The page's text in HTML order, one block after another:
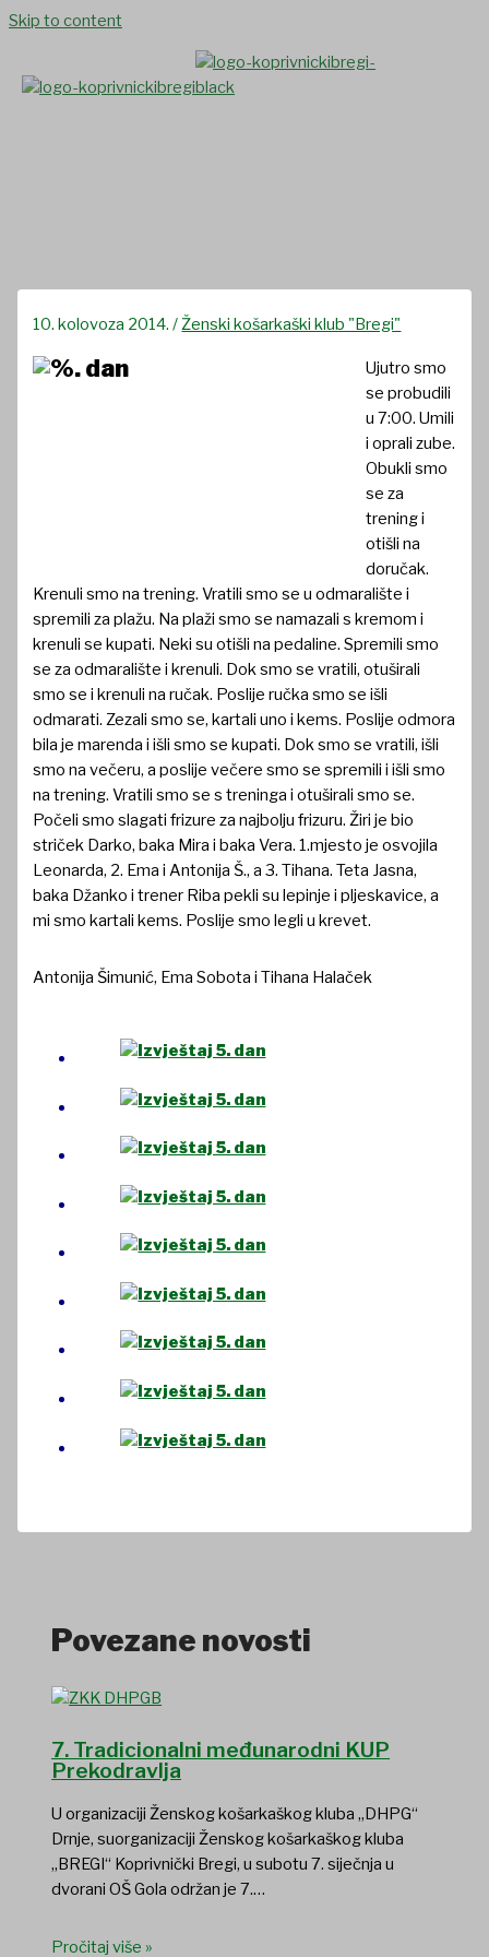
Skip to content
10. kolovoza 2014./Ženski košarkaški klub "Bregi"
Ujutro smo
se probudili
u 7:00. Umili
i oprali zube.
Obukli smo
se za
trening i
otišli na
doručak.
Krenuli smo na trening. Vratili smo se u odmaralište i
spremili za plažu. Na plaži smo se namazali s kremom i
krenuli se kupati. Neki su otišli na pedaline. Spremili smo
se za odmaralište i krenuli. Dok smo se vratili, otuširali
smo se i krenuli na ručak. Poslije ručka smo se išli
odmarati. Zezali smo se, kartali uno i kems. Poslije odmora
bila je marenda i išli smo se kupati. Dok smo se vratili, išli
smo na večeru, a poslije večere smo se spremili i išli smo
na trening. Vratili smo se s treninga i otuširali smo se.
Počeli smo slagati frizure za najbolju frizuru. Žiri je bio
striček Darko, baka Mira i baka Vera. 1.mjesto je osvojila
Leonarda, 2. Ema i Antonija Š., a 3. Tihana. Teta Jasna,
baka Džanko i trener Riba pekli su lepinje i pljeskavice, a
mi smo kartali kems. Poslije smo legli u krevet.
Antonija Šimunić, Ema Sobota i Tihana Halaček
Povezane novosti
7. Tradicionalni međunarodni KUP
Prekodravlja
U organizaciji Ženskog košarkaškog kluba „DHPG“
Drnje, suorganizaciji Ženskog košarkaškog kluba
„BREGI“ Koprivnički Bregi, u subotu 7. siječnja u
dvorani OŠ Gola održan je 7.…
Pročitaj više »